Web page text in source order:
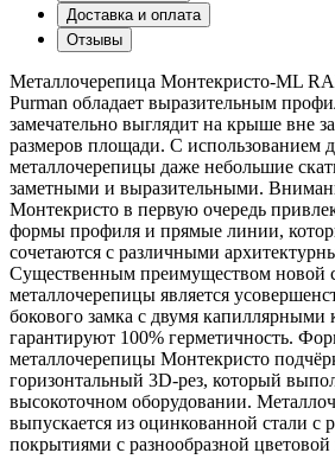
Доставка и оплата
Отзывы
Металлочерепица Монтекристо-ML
Purman обладает выразительным
замечательно выглядит на крыше вне
размеров площади. С использованием
металлочерепицы даже небольшие
заметными и выразительными.
Монтекристо в первую очередь
формы профиля и прямые линии,
сочетаются с различными
Существенным преимуществом новой
металлочерепицы является
бокового замка с двумя капиллярными
гарантируют 100% герметичность.
металлочерепицы Монтекристо
горизонтальный 3D-рез, который
высокоточном оборудовании.
выпускается из оцинкованной стали с
покрытиями с разнообразной